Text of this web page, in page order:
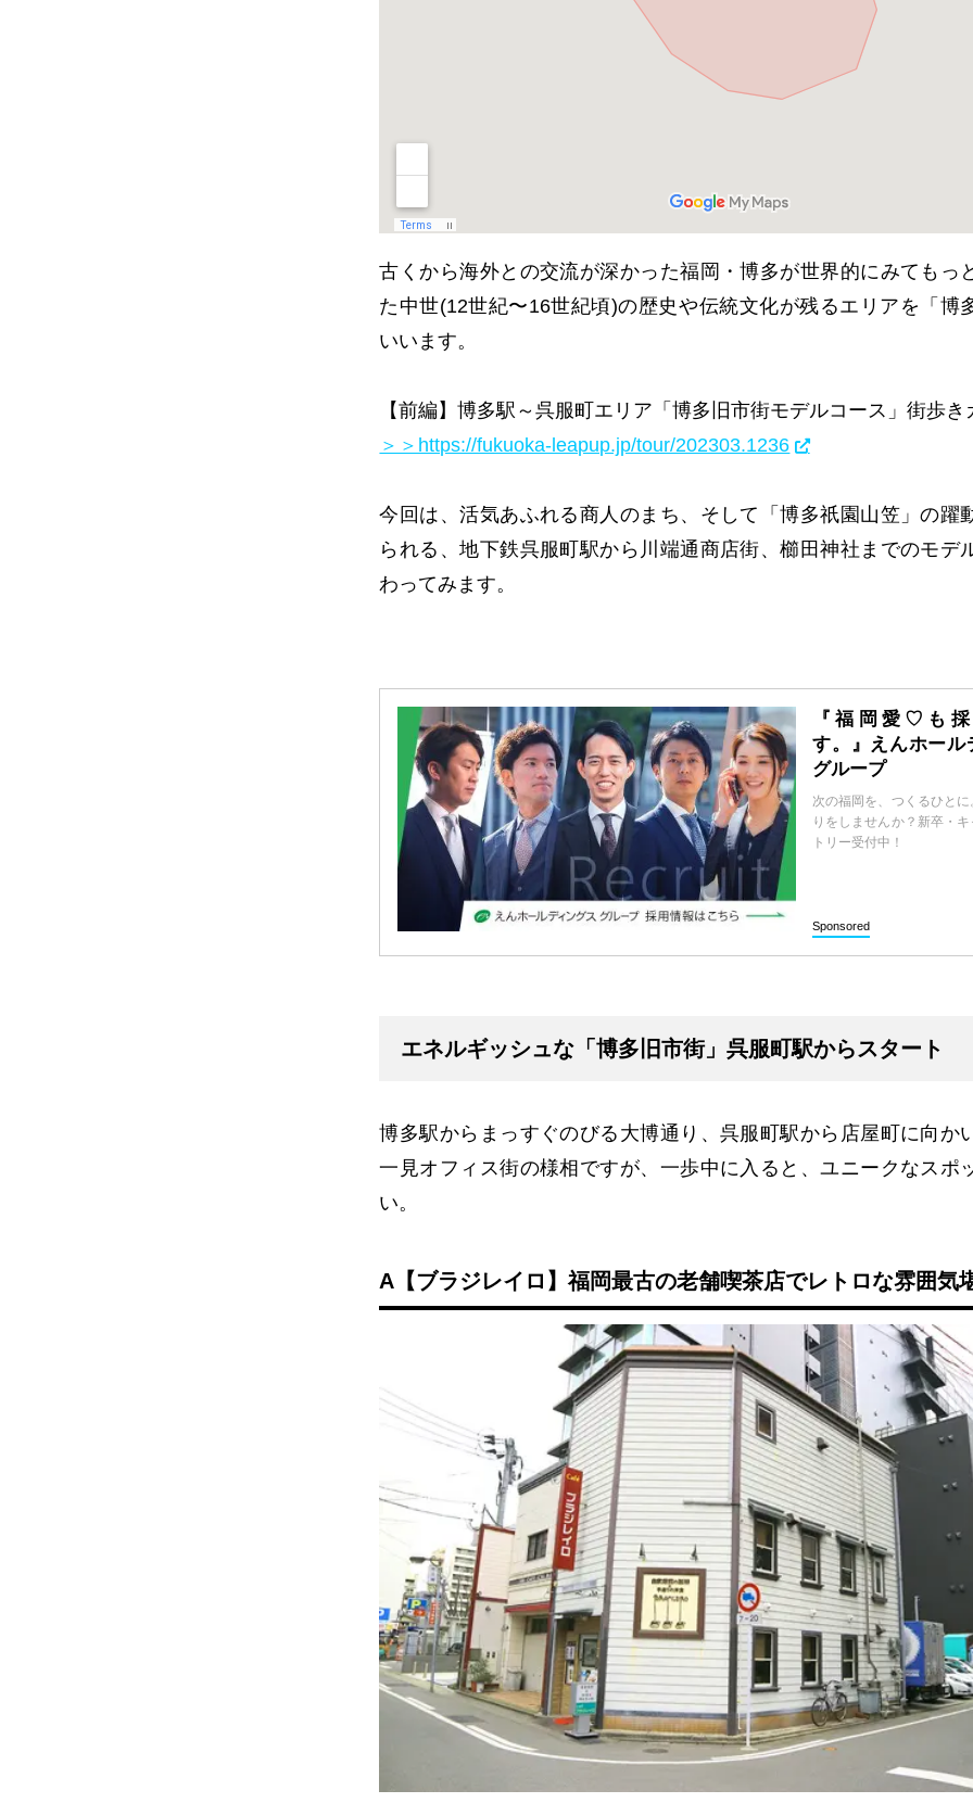
古くから海外との交流が深かった福岡・博多が世界的にみてもっ
た中世(12世紀〜16世紀頃)の歴史や伝統文化が残るエリアを「博
いいます。
【前編】博多駅～呉服町エリア「博多旧市街モデルコース」街歩き
＞＞https://fukuoka-leapup.jp/tour/202303.1236
今回は、活気あふれる商人のまち、そして「博多祇園山笠」の躍
られる、地下鉄呉服町駅から川端通商店街、櫛田神社までのモデ
わってみます。
『福岡愛♡も
す。』えんホール
グループ
次の福岡を、つくるひと
りをしませんか？新卒・
トリー受付中！
Sponsored
エネルギッシュな「博多旧市街」呉服町駅からスタート
博多駅からまっすぐのびる大博通り、呉服町駅から店屋町に向か
一見オフィス街の様相ですが、一歩中に入ると、ユニークなスポ
い。
A【ブラジレイロ】福岡最古の老舗喫茶店でレトロな雰囲気